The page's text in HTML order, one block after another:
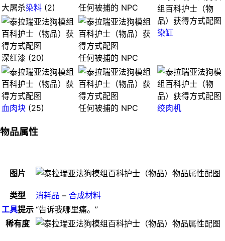
大屠杀染料 (2) 任何被捕的 NPC
染缸
深红漆 (20) 任何被捕的 NPC
血肉块 (25) 任何被捕的 NPC 绞肉机
物品属性
图片
类型 消耗品 – 合成材料
工具提示 “告诉我哪里痛。”
稀有度